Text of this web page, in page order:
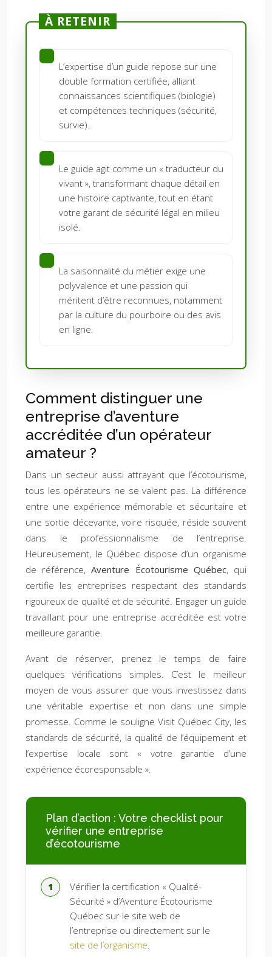
À RETENIR
L’expertise d’un guide repose sur une
double formation certifiée, alliant
connaissances scientifiques (biologie)
et compétences techniques (sécurité,
survie).
Le guide agit comme un « traducteur du
vivant », transformant chaque détail en
une histoire captivante, tout en étant
votre garant de sécurité légal en milieu
isolé.
La saisonnalité du métier exige une
polyvalence et une passion qui
méritent d’être reconnues, notamment
par la culture du pourboire ou des avis
en ligne.
Comment distinguer une
entreprise d’aventure
accréditée d’un opérateur
amateur ?
Dans un secteur aussi attrayant que l’écotourisme,
tous les opérateurs ne se valent pas. La différence
entre une expérience mémorable et sécuritaire et
une sortie décevante, voire risquée, réside souvent
dans le professionnalisme de l’entreprise.
Heureusement, le Québec dispose d’un organisme
de référence,Aventure Écotourisme Québec, qui
certifie les entreprises respectant des standards
rigoureux de qualité et de sécurité. Engager un guide
travaillant pour une entreprise accréditée est votre
meilleure garantie.
Avant de réserver, prenez le temps de faire
quelques vérifications simples. C’est le meilleur
moyen de vous assurer que vous investissez dans
une véritable expertise et non dans une simple
promesse. Comme le souligne Visit Québec City, les
standards de sécurité, la qualité de l’équipement et
l’expertise locale sont « votre garantie d’une
expérience écoresponsable ».
Plan d’action : Votre checklist pour
vérifier une entreprise
d’écotourisme
Vérifier la certification « Qualité-
Sécurité » d’Aventure Écotourisme
Québec sur le site web de
l’entreprise ou directement sur le
site de l’organisme